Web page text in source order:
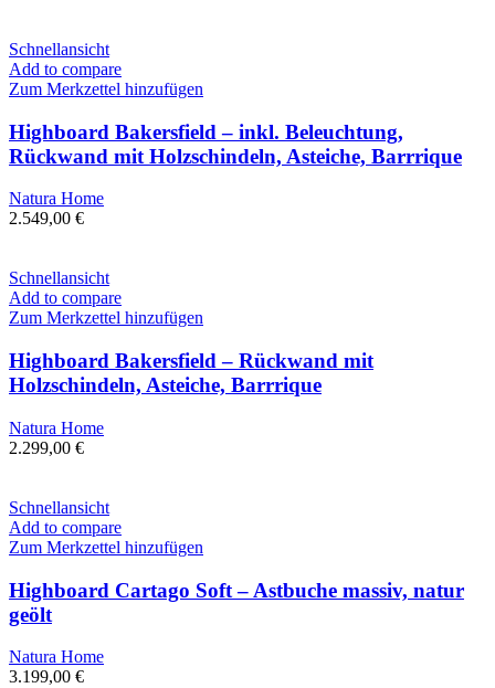
Schnellansicht
Add to compare
Zum Merkzettel hinzufügen
Highboard Bakersfield – inkl. Beleuchtung,
Rückwand mit Holzschindeln, Asteiche, Barrrique
Natura Home
2.549,00 €
Schnellansicht
Add to compare
Zum Merkzettel hinzufügen
Highboard Bakersfield – Rückwand mit
Holzschindeln, Asteiche, Barrrique
Natura Home
2.299,00 €
Schnellansicht
Add to compare
Zum Merkzettel hinzufügen
Highboard Cartago Soft – Astbuche massiv, natur
geölt
Natura Home
3.199,00 €